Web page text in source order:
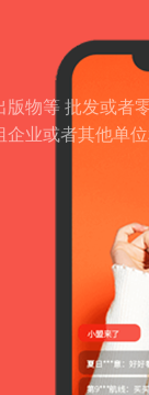
物等 批发或
业或者其他单